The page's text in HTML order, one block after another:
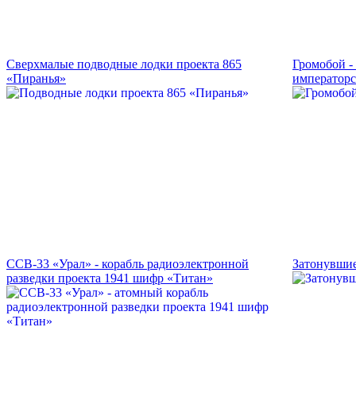
Сверхмалые подводные лодки проекта 865
«Пиранья»
Громобой -
ССВ-33 «Урал» - корабль радиоэлектронной
разведки проекта 1941 шифр «Титан»